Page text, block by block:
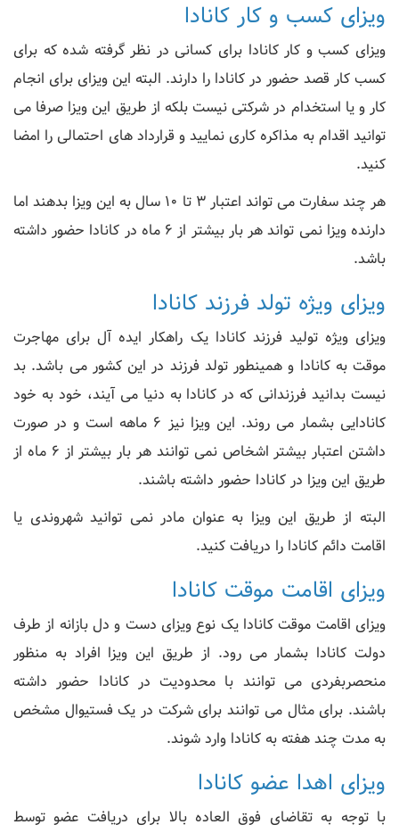
ویزای کسب و کار کانادا
ویزای کسب و کار کانادا برای کسانی در نظر گرفته شده که برای
کسب کار قصد حضور در کانادا را دارند. البته این ویزای برای انجام
کار و یا استخدام در شرکتی نیست بلکه از طریق این ویزا صرفا می
توانید اقدام به مذاکره کاری نمایید و قرارداد های احتمالی را امضا
کنید.
هر چند سفارت می تواند اعتبار 3 تا 10 سال به این ویزا بدهند اما
دارنده ویزا نمی تواند هر بار بیشتر از 6 ماه در کانادا حضور داشته
باشد.
ویزای ویژه تولد فرزند کانادا
ویزای ویژه تولید فرزند کانادا یک راهکار ایده آل برای مهاجرت
موقت به کانادا و همینطور تولد فرزند در این کشور می باشد. بد
نیست بدانید فرزندانی که در کانادا به دنیا می آیند، خود به خود
کانادایی بشمار می روند. این ویزا نیز 6 ماهه است و در صورت
داشتن اعتبار بیشتر اشخاص نمی توانند هر بار بیشتر از 6 ماه از
طریق این ویزا در کانادا حضور داشته باشند.
البته از طریق این ویزا به عنوان مادر نمی توانید شهروندی یا
اقامت دائم کانادا را دریافت کنید.
ویزای اقامت موقت کانادا
ویزای اقامت موقت کانادا یک نوع ویزای دست و دل بازانه از طرف
دولت کانادا بشمار می رود. از طریق این ویزا افراد به منظور
منحصربفردی می توانند با محدودیت در کانادا حضور داشته
باشند. برای مثال می توانند برای شرکت در یک فستیوال مشخص
به مدت چند هفته به کانادا وارد شوند.
ویزای اهدا عضو کانادا
با توجه به تقاضای فوق العاده بالا برای دریافت عضو توسط